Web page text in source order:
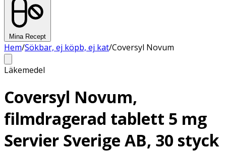
Mina Recept
Hem/Sökbar, ej köpb, ej kat/Coversyl Novum
Läkemedel
Coversyl Novum,
filmdragerad tablett 5 mg
Servier Sverige AB, 30 styck